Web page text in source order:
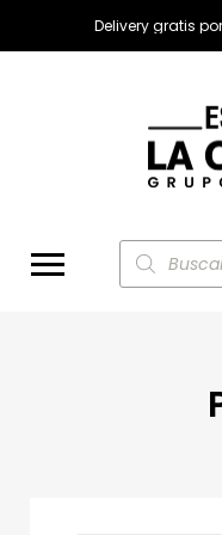
Delivery gratis
Búsqueda
de
productos